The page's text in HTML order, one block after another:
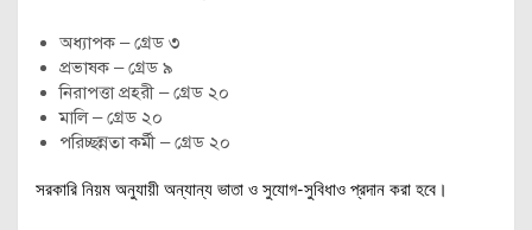
অধ্যাপক – গ্রেড ৩
প্রভাষক – গ্রেড ৯
নিরাপত্তা প্রহরী – গ্রেড ২০
মালি – গ্রেড ২০
পরিচ্ছন্নতা কর্মী – গ্রেড ২০
সরকারি নিয়ম অনুযায়ী অন্যান্য ভাতা ও সুযোগ-সুবিধাও প্রদান করা হবে।